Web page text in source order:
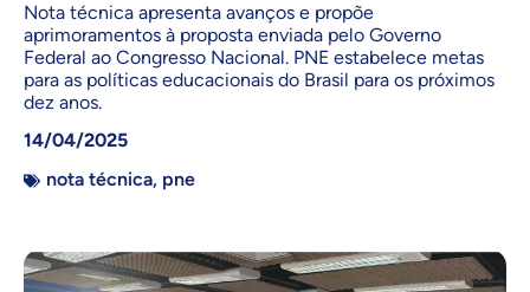
Nota técnica apresenta avanços e propõe
aprimoramentos à proposta enviada pelo Governo
Federal ao Congresso Nacional. PNE estabelece metas
para as políticas educacionais do Brasil para os próximos
dez anos.
14/04/2025
nota técnica, pne